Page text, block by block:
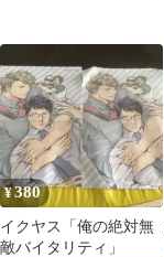
¥380
イクヤス「俺の絶対無
敵バイタリティ」